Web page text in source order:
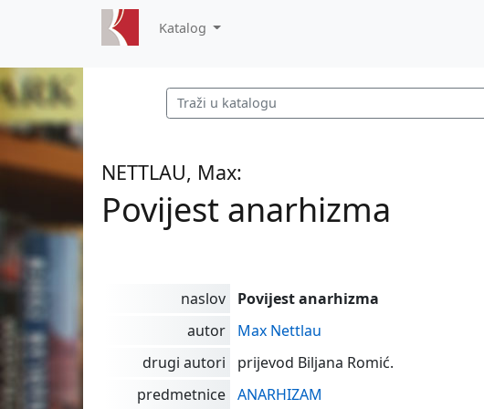
Katalog
NETTLAU, Max:
Povijest anarhizma
naslov
Povijest anarhizma
autor
Max Nettlau
drugi autori
prijevod Biljana Romić.
predmetnice
ANARHIZAM